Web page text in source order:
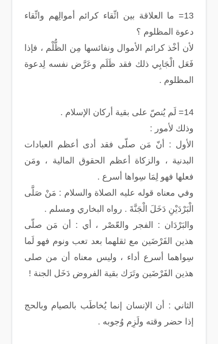
13= ما العلاقة بين اتِّقاء كرائم أموالِهم واتِّقاء
دعوة المظلوم ؟
لأن أخْذ كرائم الأموال ونفائسها مِن الظُّلْم ، فإذا
فَعَل الْجَابِي ذلك فقد ظَلَم وعَرَّض نفسه لِدعوة
المظلوم .
14= لَم يُنصّ على بقية أركان الإسلام .
وذلك لأمور :
الأول : أنّ مَن صلّى فقد أدى أعظم العبادات
البدنية ، والزكاة أعظم الحقوق المالية ، ومَن
فعلها فهو لِمَا سِواها أسرع .
وفي معناه قوله عليه الصلاة والسلام : مَنْ صَلَّى
الْبَرْدَيْنِ دَخَلَ الْجَنَّةَ . رواه البخاري ومسلم .
والبَرْدَان : الفجر والعّصْر ، أي : أن مَن صلّى
هذين الفَرْضَين مع ثقلهما بعد تعب ونوم فهو لَما
سِواهما أسرع أداء ، وليس معناه أن من صلى
هذين الفَرْضَين وتَرَك بقية الفروض دَخَل الجنة !
الثاني : أن الإنسان إنما يُخاطَب بالصيام وبالحج
إذا حضر وقته ولَزِم وُجوبه .